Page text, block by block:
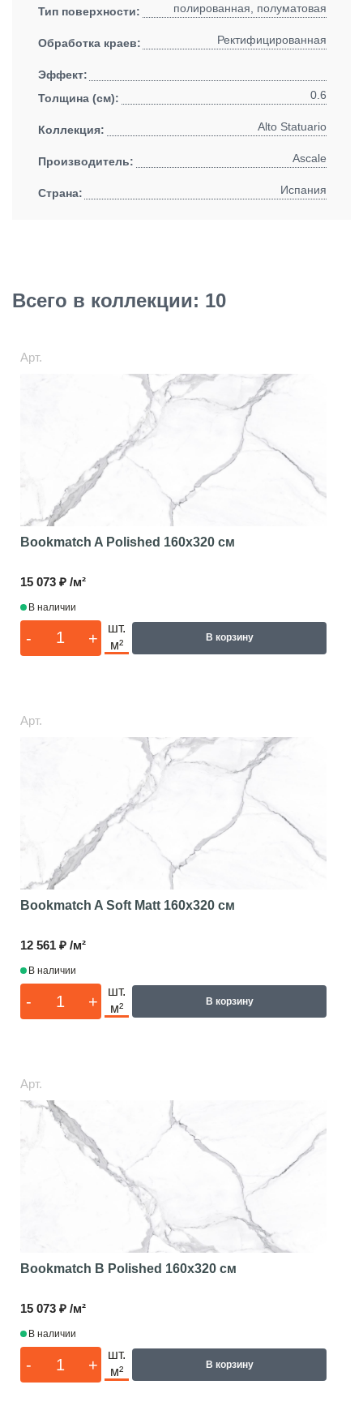
Тип поверхности: полированная, полуматовая
Обработка краев: Ректифицированная
Эффект:
Толщина (см):
0.6
Коллекция: Alto Statuario
Производитель: Ascale
Страна: Испания
Всего в коллекции: 10
Арт.
Bookmatch A Polished 160x320 см
15 073 ₽ /м²
В наличии
- +
шт.
м²
В корзину
Арт.
Bookmatch A Soft Matt 160x320 см
12 561 ₽ /м²
В наличии
- +
шт.
м²
В корзину
Арт.
Bookmatch B Polished 160x320 см
15 073 ₽ /м²
В наличии
- +
шт.
м²
В корзину